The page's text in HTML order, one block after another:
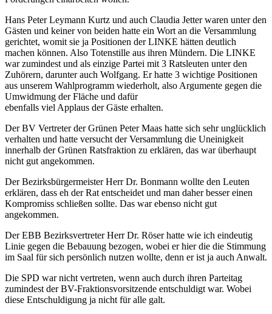
Hans Peter Leymann Kurtz und auch Claudia Jetter waren unter den
Gästen und keiner von beiden hatte ein Wort an die Versammlung
gerichtet, womit sie ja Positionen der LINKE hätten deutlich
machen können. Also Totenstille aus ihren Mündern. Die LINKE
war zumindest und als einzige Partei mit 3 Ratsleuten unter den
Zuhörern, darunter auch Wolfgang. Er hatte 3 wichtige Positionen
aus unserem Wahlprogramm wiederholt, also Argumente gegen die
Umwidmung der Fläche und dafür
ebenfalls viel Applaus der Gäste erhalten.
Der BV Vertreter der Grünen Peter Maas hatte sich sehr unglücklich
verhalten und hatte versucht der Versammlung die Uneinigkeit
innerhalb der Grünen Ratsfraktion zu erklären, das war überhaupt
nicht gut angekommen.
Der Bezirksbürgermeister Herr Dr. Bonmann wollte den Leuten
erklären, dass eh der Rat entscheidet und man daher besser einen
Kompromiss schließen sollte. Das war ebenso nicht gut
angekommen.
Der EBB Bezirksvertreter Herr Dr. Röser hatte wie ich eindeutig
Linie gegen die Bebauung bezogen, wobei er hier die die Stimmung
im Saal für sich persönlich nutzen wollte, denn er ist ja auch Anwalt.
Die SPD war nicht vertreten, wenn auch durch ihren Parteitag
zumindest der BV-Fraktionsvorsitzende entschuldigt war. Wobei
diese Entschuldigung ja nicht für alle galt.